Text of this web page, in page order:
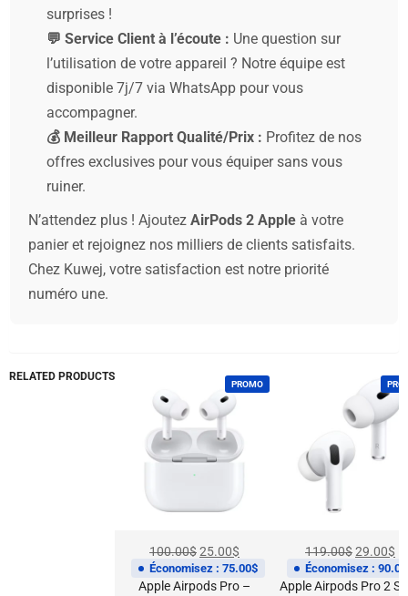
surprises !
💬 Service Client à l’écoute : Une question sur
l’utilisation de votre appareil ? Notre équipe est
disponible 7j/7 via WhatsApp pour vous
accompagner.
💰 Meilleur Rapport Qualité/Prix : Profitez de nos
offres exclusives pour vous équiper sans vous
ruiner.
N’attendez plus ! Ajoutez AirPods 2 Apple à votre
panier et rejoignez nos milliers de clients satisfaits.
Chez Kuwej, votre satisfaction est notre priorité
numéro une.
RELATED PRODUCTS
PROMO
Apple Airpods Pro –
100.00$25.00$
Économisez :75.00$
PROMO
Apple Airpods Pro 2
119.00$29.00$
Économisez :90.00$